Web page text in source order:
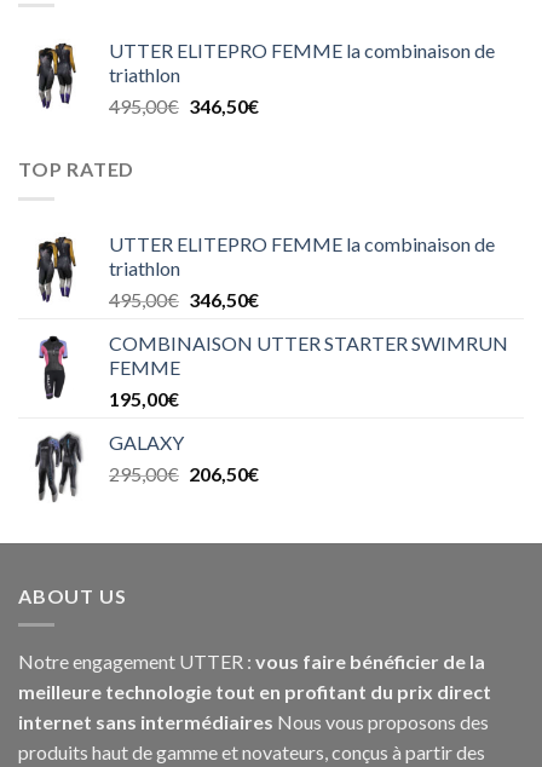
UTTER ELITEPRO FEMME la combinaison de
triathlon
495,00€ 346,50€
TOP RATED
UTTER ELITEPRO FEMME la combinaison de
triathlon
495,00€ 346,50€
COMBINAISON UTTER STARTER SWIMRUN
FEMME
195,00€
GALAXY
295,00€ 206,50€
ABOUT US
Notre engagement UTTER : vous faire bénéficier de la
meilleure technologie tout en profitant du prix direct
internet sans intermédiaires Nous vous proposons des
produits haut de gamme et novateurs, conçus à partir des